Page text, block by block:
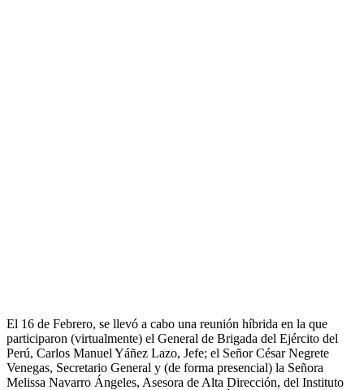
El 16 de Febrero, se llevó a cabo una reunión híbrida en la que
participaron (virtualmente) el General de Brigada del Ejército del
Perú, Carlos Manuel Yáñez Lazo, Jefe; el Señor César Negrete
Venegas, Secretario General y (de forma presencial) la Señora
Melissa Navarro Ángeles, Asesora de Alta Dirección, del Instituto